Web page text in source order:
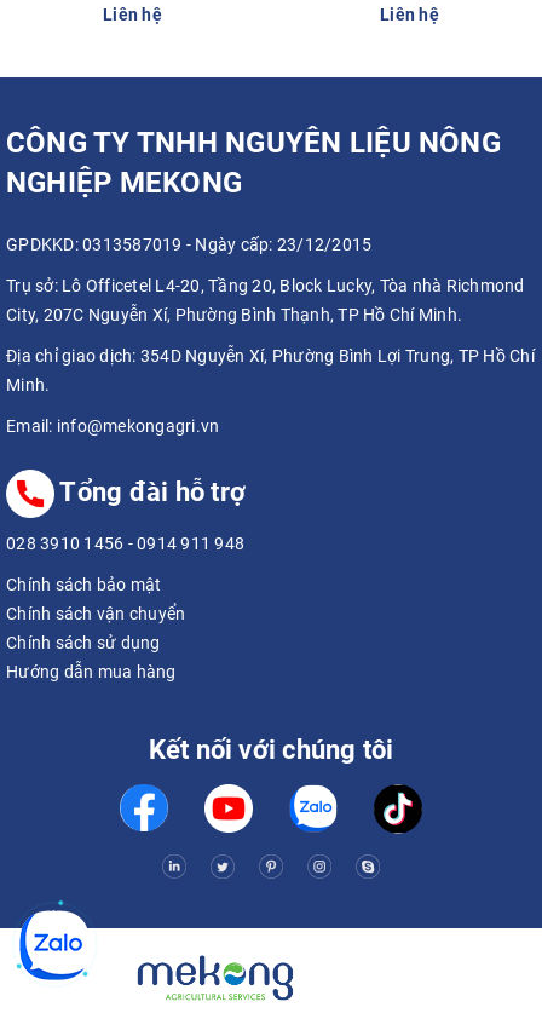
Liên hệ
Liên hệ
CÔNG TY TNHH NGUYÊN LIỆU NÔNG
NGHIỆP MEKONG
GPDKKD: 0313587019 - Ngày cấp: 23/12/2015
Trụ sở:Lô Officetel L4-20, Tầng 20, Block Lucky, Tòa nhà Richmond
City, 207C Nguyễn Xí, Phường Bình Thạnh, TP Hồ Chí Minh.
Địa chỉ giao dịch: 354D Nguyễn Xí, Phường Bình Lợi Trung, TP Hồ Chí
Minh.
Email: info@mekongagri.vn
Tổng đài hỗ trợ
028 3910 1456 -0914 911 948
Chính sách bảo mật
Chính sách vận chuyển
Chính sách sử dụng
Hướng dẫn mua hàng
Kết nối với chúng tôi